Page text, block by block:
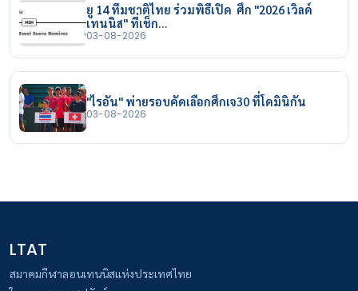
ยู 14 ทีมชาติไทย ร่วมพิธีเปิด ศึก "2026 เวิลด์
เทนนิส" ที่เช็ก…
03-08-2026
"ไรอัน" พ่ายรอบคัดเลือกศึกเจ30 ที่โดมินิกัน
03-08-2026
LTAT
สมาคมกีฬาลอนเทนนิสแห่งประเทศไทย